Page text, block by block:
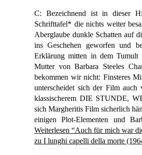
C: Bezeichnend ist in dieser
Schrifttafel* die nichts weiter
Aberglaube dunkle Schatten auf
ins Geschehen geworfen und
Erklärung mitten in dem Tumult
Mutter von Barbara Steeles
bekommen wir nicht: Finsteres
unterscheidet sich der Film auch
klassischerem DIE STUNDE,
sich Margheritis Film sicherlich
einigen Plot-Elementen und
Weiterlesen “Auch für mich war
zu I lunghi capelli della morte